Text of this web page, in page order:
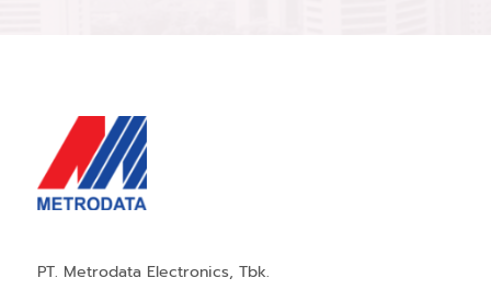
PT. Metrodata Electronics, Tbk.